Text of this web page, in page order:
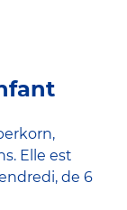
Elle est
de 6